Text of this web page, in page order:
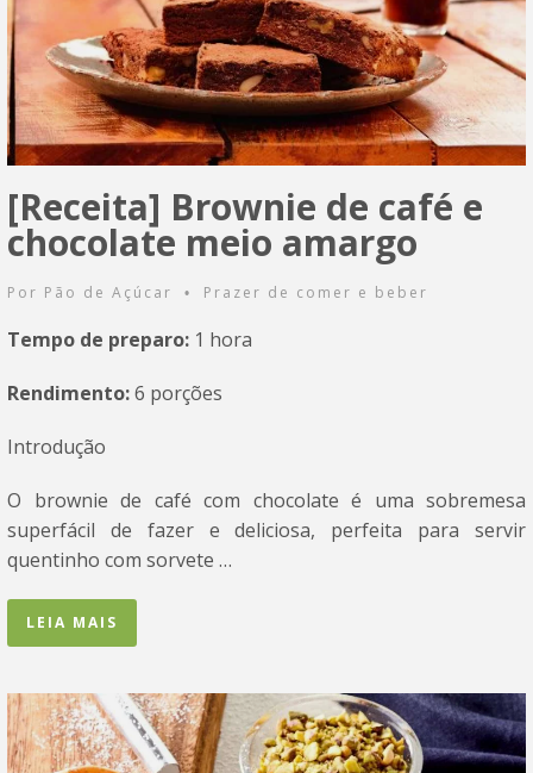
[Receita] Brownie de café e
chocolate meio amargo
Por Pão de Açúcar • Prazer de comer e beber
Tempo de preparo: 1 hora
Rendimento:6 porções
Introdução
O brownie de café com chocolate é uma sobremesa
superfácil de fazer e deliciosa, perfeita para servir
quentinho com sorvete …
LEIA MAIS